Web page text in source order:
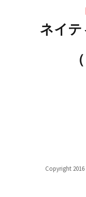
ネイテ
Copyright 2016